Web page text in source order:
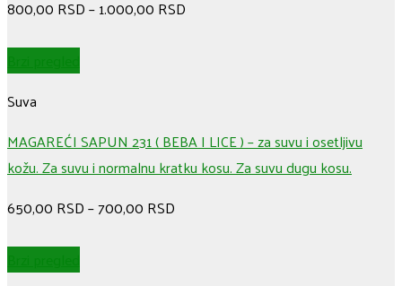
800,00 RSD–1.000,00 RSD
Suva
MAGAREĆI SAPUN 231 ( BEBA I LICE ) – za suvu i osetljivu
kožu. Za suvu i normalnu kratku kosu. Za suvu dugu kosu.
650,00 RSD–700,00 RSD